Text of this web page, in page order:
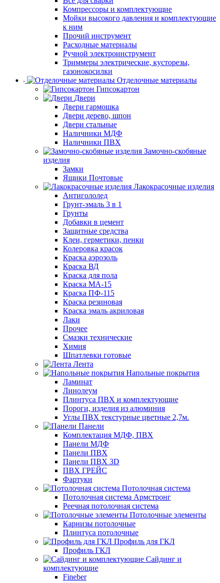
Компрессоры и комплектующие
Мойки высокого давления и комплектующие
к ним
Прочий инструмент
Расходные материалы
Ручной электроинструмент
Триммеры электрические, кусторезы,
газонокосилки
Отделочные материалы
Гипсокартон
Двери
Двери гармошка
Двери дерево, шпон
Двери стальные
Наличники МДФ
Наличники ПВХ
Замочно-скобяные
изделия
Замки
Ящики Почтовые
Лакокрасочные изделия
Антигололед
Грунт-эмаль 3 в 1
Грунты
Добавки в цемент
Защитные средства
Клеи, герметики, пенки
Колеровка красок
Краска аэрозоль
Краска ВД
Краска для пола
Краска МА-15
Краска ПФ-115
Краска резиновая
Краска эмаль акриловая
Лаки
Прочее
Смазки технические
Химия
Шпатлевки готовые
Лента
Напольные покрытия
Ламинат
Линолеум
Плинтуса ПВХ и комплектующие
Пороги, изделия из алюминия
Углы ПВХ текстурные цветные 2,7м.
Панели
Комплектация МДФ, ПВХ
Панели МДФ
Панели ПВХ
Панели ПВХ 3D
ПВХ ГРЕЙС
Фартуки
Потолочная система
Потолочная система Армстронг
Реечная потолочная система
Потолочные элементы
Карнизы потолочные
Плинтуса потолочные
Профиль для ГКЛ
Профиль ГКЛ
Сайдинг и
комплектующие
Fineber